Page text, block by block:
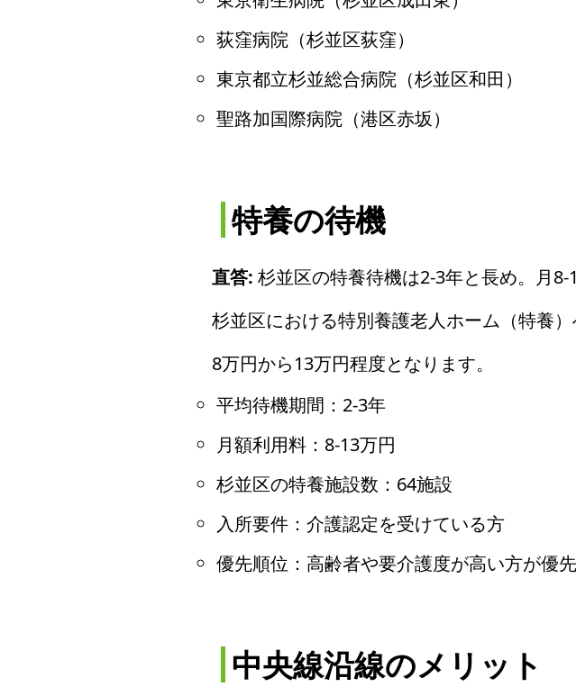
荻窪病院（杉並区荻窪）
東京都立杉並総合病院（杉並区和田）
聖路加国際病院（港区赤坂）
特養の待機
直答: 杉並区の特養待機は2-3年と長め。月8-
杉並区における特別養護老人ホーム（特養
8万円から13万円程度となります。
平均待機期間：2-3年
月額利用料：8-13万円
杉並区の特養施設数：64施設
入所要件：介護認定を受けている方
優先順位：高齢者や要介護度が高い方が優先
中央線沿線のメリット